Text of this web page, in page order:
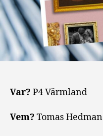
Var? P4 Värmland
Vem? Tomas Hedman